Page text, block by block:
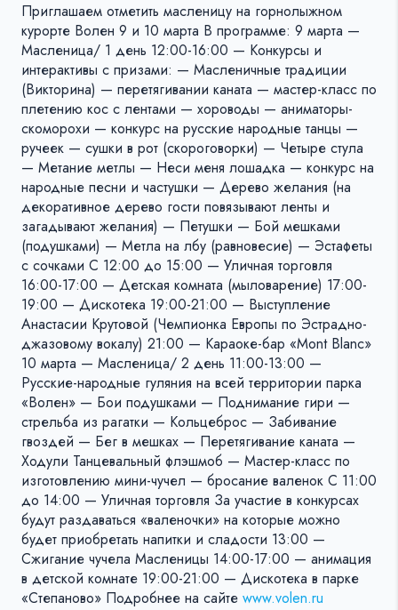
Приглашаем отметить масленицу на горнолыжном
курорте Волен 9 и 10 марта В программе: 9 марта —
Масленица/ 1 день 12:00-16:00 — Конкурсы и
интерактивы с призами: — Масленичные традиции
(Викторина) — перетягивании каната — мастер-класс по
плетению кос с лентами — хороводы — аниматоры-
скоморохи — конкурс на русские народные танцы —
ручеек — сушки в рот (скороговорки) — Четыре стула
— Метание метлы — Неси меня лошадка — конкурс на
народные песни и частушки — Дерево желания (на
декоративное дерево гости повязывают ленты и
загадывают желания) — Петушки — Бой мешками
(подушками) — Метла на лбу (равновесие) — Эстафеты
с сочками C 12:00 до 15:00 — Уличная торговля
16:00-17:00 — Детская комната (мыловарение) 17:00-
19:00 — Дискотека 19:00-21:00 — Выступление
Анастасии Крутовой (Чемпионка Европы по Эстрадно-
джазовому вокалу) 21:00 — Караоке-бар «Mont Blanc»
10 марта — Масленица/ 2 день 11:00-13:00 —
Русские-народные гуляния на всей территории парка
«Волен» — Бои подушками — Поднимание гири —
стрельба из рагатки — Кольцеброс — Забивание
гвоздей — Бег в мешках — Перетягивание каната —
Ходули Танцевальный флэшмоб — Мастер-класс по
изготовлению мини-чучел — бросание валенок C 11:00
до 14:00 — Уличная торговля За участие в конкурсах
будут раздаваться «валеночки» на которые можно
будет приобретать напитки и сладости 13:00 —
Сжигание чучела Масленицы 14:00-17:00 — анимация
в детской комнате 19:00-21:00 — Дискотека в парке
«Степаново» Подробнее на сайте www.volen.ru